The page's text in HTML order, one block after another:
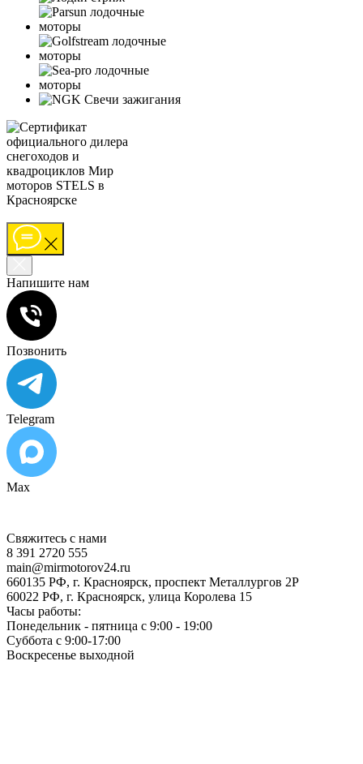
Напишите нам
Позвонить
Telegram
Max
Свяжитесь с нами
8 391 2720 555
main@mirmotorov24.ru
660135 РФ, г. Красноярск, проспект Металлургов 2Р
60022 РФ, г. Красноярск, улица Королева 15
Часы работы:
Понедельник - пятница с 9:00 - 19:00
Суббота с 9:00-17:00
Воскресенье выходной